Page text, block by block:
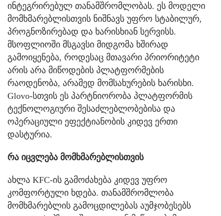
ინტეგრირებულ თანამშრომლობას. ეს მოდელი
მომხმარებლისთვის ნიშნავს უფრო სტაბილურ,
პროგნოზირებად და ხარისხიან სერვისს.
მსოფლიოში მსგავსი მიდგომა ხშირად
გამოიყენება, როდესაც მთავარი პრიორიტეტი
არის არა მიწოდების პლატფორმების
რაოდენობა, არამედ მომსახურების ხარისხი.
Glovo-სთვის ეს პარტნიორობა პლატფორმის
ტექნოლოგიური შესაძლებლობებისა და
ოპერაციული ეფექტიანობის კიდევ ერთი
დასტურია.
რა იცვლება მომხმარებლისთვის
ახლა KFC-ის გამოძახება კიდევ უფრო
კომფორტული ხდება. თანამშრომლობა
მომხმარებლის გამოცდილებას აუმჯობესებს